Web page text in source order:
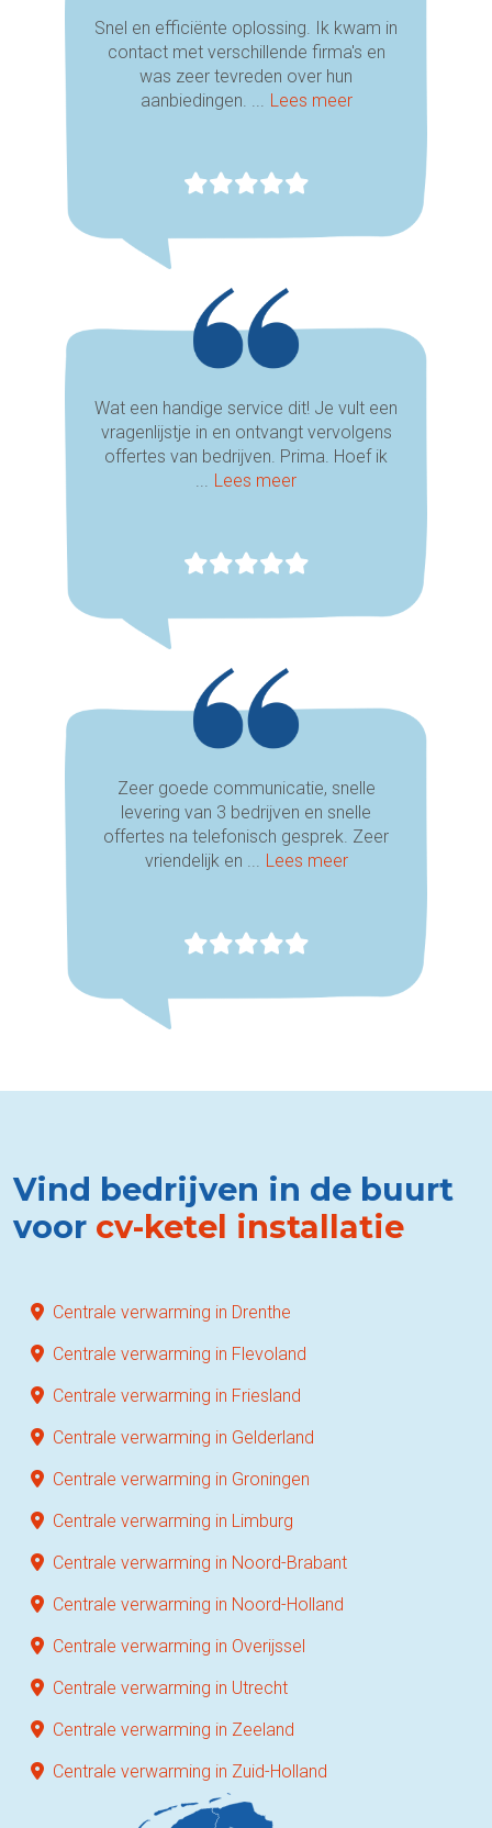
Snel en efficiënte oplossing. Ik kwam in
contact met verschillende firma's en
was zeer tevreden over hun
aanbiedingen. ... Lees meer
Wat een handige service dit! Je vult een
vragenlijstje in en ontvangt vervolgens
offertes van bedrijven. Prima. Hoef ik
... Lees meer
Zeer goede communicatie, snelle
levering van 3 bedrijven en snelle
offertes na telefonisch gesprek. Zeer
vriendelijk en ... Lees meer
Vind bedrijven in de buurt
voor cv-ketel installatie
Centrale verwarming in Drenthe
Centrale verwarming in Flevoland
Centrale verwarming in Friesland
Centrale verwarming in Gelderland
Centrale verwarming in Groningen
Centrale verwarming in Limburg
Centrale verwarming in Noord-Brabant
Centrale verwarming in Noord-Holland
Centrale verwarming in Overijssel
Centrale verwarming in Utrecht
Centrale verwarming in Zeeland
Centrale verwarming in Zuid-Holland